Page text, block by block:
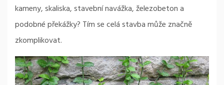
kameny, skaliska, stavební navážka, železobeton a
podobné překážky? Tím se celá stavba může značně
zkomplikovat.